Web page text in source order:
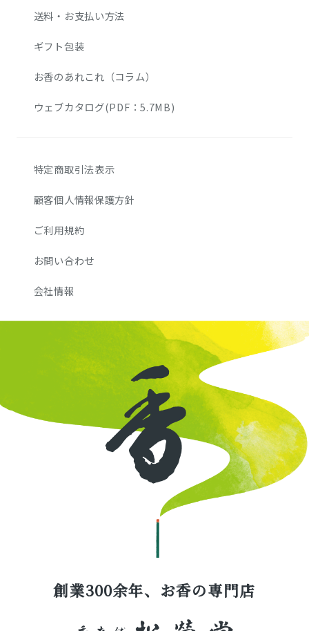
送料・お支払い方法
ギフト包装
お香のあれこれ（コラム）
ウェブカタログ(PDF：5.7MB)
特定商取引法表示
顧客個人情報保護方針
ご利用規約
お問い合わせ
会社情報
創業300余年、お香の専門店